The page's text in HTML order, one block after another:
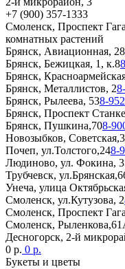
+7 (900) 357-1333
Смоленск, Проспект
комнатных растений
Брянск, Авиационная, 28
Брянск, Бежицкая, 1, к.8
Брянск,
Брянск, Металлистов, 2
Брянск, Рылеева, 538-
Брянск, Проспект
Брянск, Пушкина,708-
Новозыбков, Советская,3
Почеп, ул.Толстого,248-
Людиново, ул. Фокина,
Трубчевск,
Унеча, улица
Смоленск, ул.Кутузова, 2
Смоленск, Проспект
Смоленск,
Десногорск, 2-й
0 р. 0 р.
Букеты и цветы